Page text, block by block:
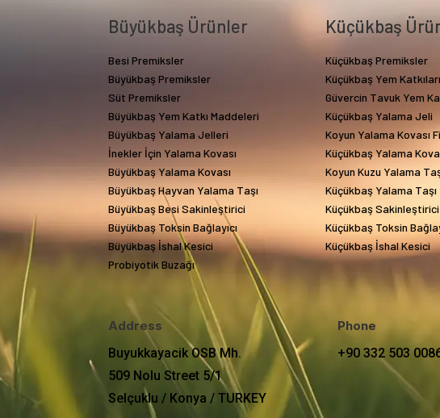
Büyükbaş Ürünler
Besi Premiksler
Büyükbaş Premiksler
Süt Premiksler
Büyükbaş Yem Katkı Maddeleri
Büyükbaş Yalama Jelleri
İnekler İçin Yalama Kovası
Büyükbaş Yalama Kovası
Büyükbaş Hayvan Yalama Taşı
Büyükbaş Besi Sakinleştirici
Büyükbaş Toksin Bağlayıcı
Büyükbaş İshal Kesici
Probiyotik Buzağı
Küçükbaş
Küçükbaş Premiksler
Küçükbaş Yem Katkıları
Güvercin Tavuk Yem
Küçükbaş Yalama Jeli
Koyun Yalama Kovası
Küçükbaş Yalama
Koyun Kuzu Yalama
Küçükbaş Yalama Taşı
Küçükbaş Sakinleştirici
Küçükbaş Toksin
Küçükbaş İshal Kesici
Address
Buyukkayacik OSB Mh.
509 Nolu Street 5/1
Selçuklu / Konya / TURKEY
Phone
+90 332 503